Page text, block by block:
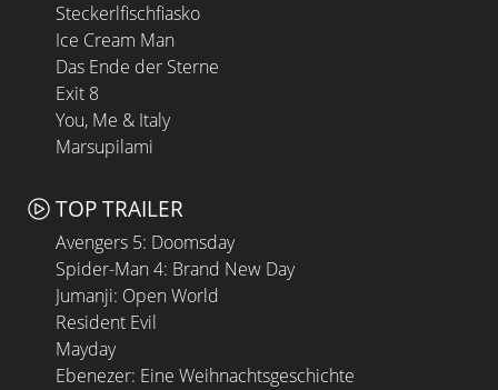
Steckerlfischfiasko
Ice Cream Man
Das Ende der Sterne
Exit 8
You, Me & Italy
Marsupilami
TOP TRAILER
Avengers 5: Doomsday
Spider-Man 4: Brand New Day
Jumanji: Open World
Resident Evil
Mayday
Ebenezer: Eine Weihnachtsgeschichte